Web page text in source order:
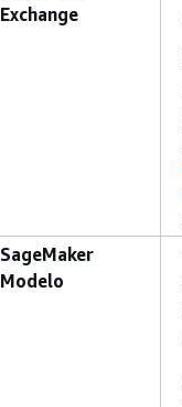
Exchange
SageMaker
Modelo